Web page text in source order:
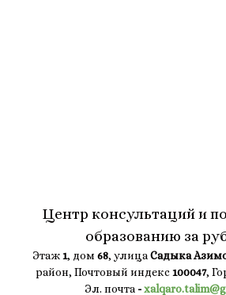
Центр консультаций и
образованию за
Этаж 1, дом 68, улицаСадыка
район, Почтовый индекс 100047,
Эл. почта-